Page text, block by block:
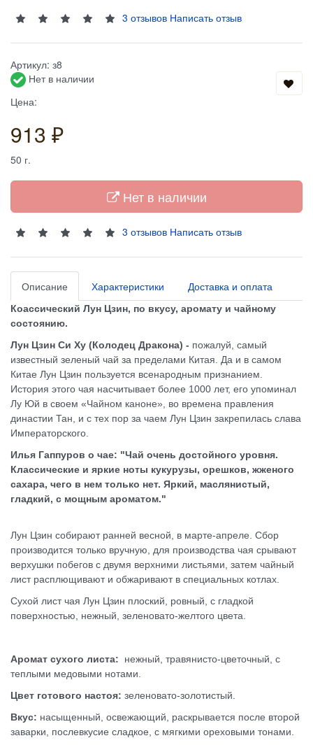
3 отзывов Написать отзыв
Артикул: з8
Нет в наличии
Цена:
913 ₽
50 г.
Нет в наличии
3 отзывов Написать отзыв
Описание Характеристики Доставка и оплата
Коассический Лун Цзин, по вкусу, аромату и чайному
состоянию.
Лун Цзин Си Ху (Колодец Дракона) - пожалуй, самый
известный зеленый чай за пределами Китая. Да и в самом
Китае Лун Цзин пользуется всенародным признанием.
История этого чая насчитывает более 1000 лет, его упоминал
Лу Юй в своем «Чайном каноне», во времена правления
династии Тан, и с тех пор за чаем Лун Цзин закрепилась слава
Императорского.
Илья Гаппуров о чае: "Чай очень достойного уровня.
Классические и яркие ноты кукурузы, орешков, жженого
сахара, чего в нем только нет. Яркий, маслянистый,
гладкий, с мощным ароматом."
Лун Цзин собирают ранней весной, в марте-апреле. Сбор
производится только вручную, для производства чая срывают
верхушки побегов с двумя верхними листьями, затем чайный
лист расплющивают и обжаривают в специальных котлах.
Сухой листчая Лун Цзин плоский, ровный, с гладкой
поверхностью, нежный, зеленовато-желтого цвета.
Аромат сухого листа:
нежный, травянисто-цветочный, с
теплыми медовыми нотами.
Цвет готового настоя: зеленовато-золотистый.
Вкус: насыщенный, освежающий, раскрывается после второй
заварки, послевкусие сладкое, с мягкими ореховыми тонами.